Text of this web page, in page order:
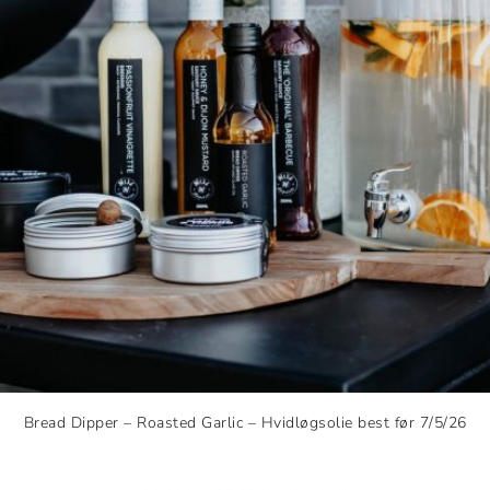
Bread Dipper – Roasted Garlic – Hvidløgsolie best før 7/5/26